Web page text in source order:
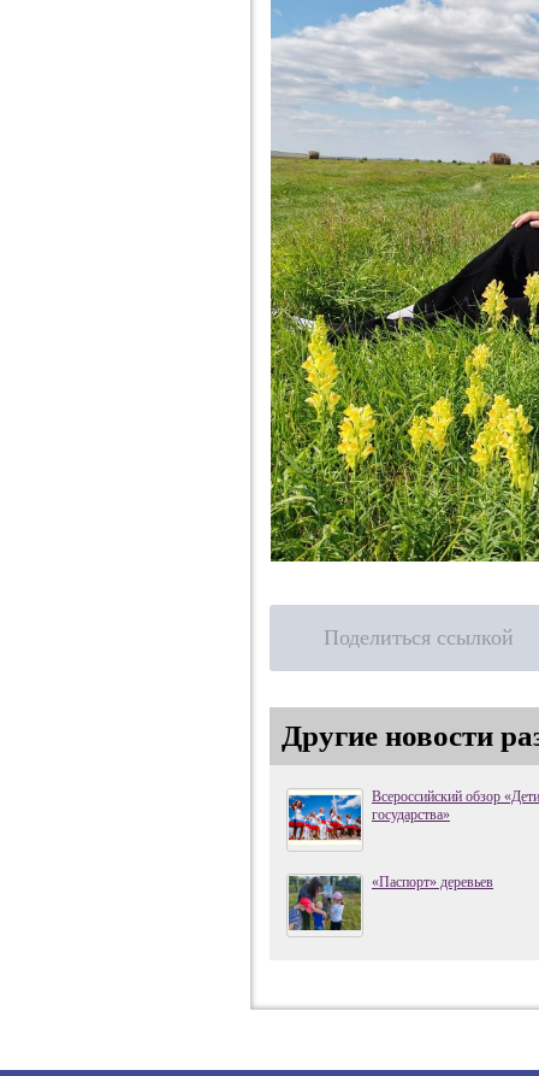
Поделиться ссылкой
Другие новости
Всероссийский обзор
государства»
«Паспорт» деревьев